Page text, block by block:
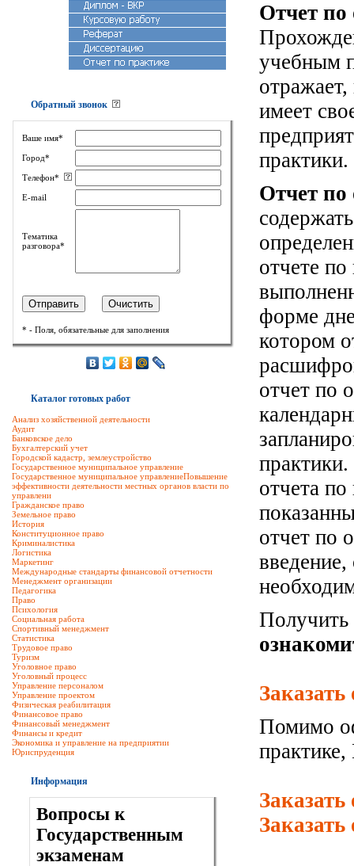
Обратный звонок
Ваше имя*
Город*
Телефон*
E-mail
Тематика
разговора*
* - Поля, обязательные для заполнения
Каталог готовых работ
Анализ хозяйственной деятельности
Аудит
Банковское дело
Бухгалтерский учет
Городской кадастр, землеустройство
Государственное муниципальное управление
Государственное муниципальное управлениеПовышение
эффективности деятельности местных органов власти по
управлени
Гражданское право
Земельное право
История
Конституционное право
Криминалистика
Логистика
Маркетинг
Международные стандарты финансовой отчетности
Менеджмент организации
Педагогика
Право
Психология
Социальная работа
Спортивный менеджмент
Статистика
Трудовое право
Туризм
Уголовное право
Уголовный процесс
Управление персоналом
Управление проектом
Физическая реабилитация
Финансовое право
Финансовый менеджмент
Финансы и кредит
Экономика и управление на предприятии
Юриспруденция
Информация
Вопросы к
Государственным
экзаменам
Отчет по
учебным
имеет
практики.
Отчет по
отчете
форме
котором
отчет по
отчета
отчет по
Помимо